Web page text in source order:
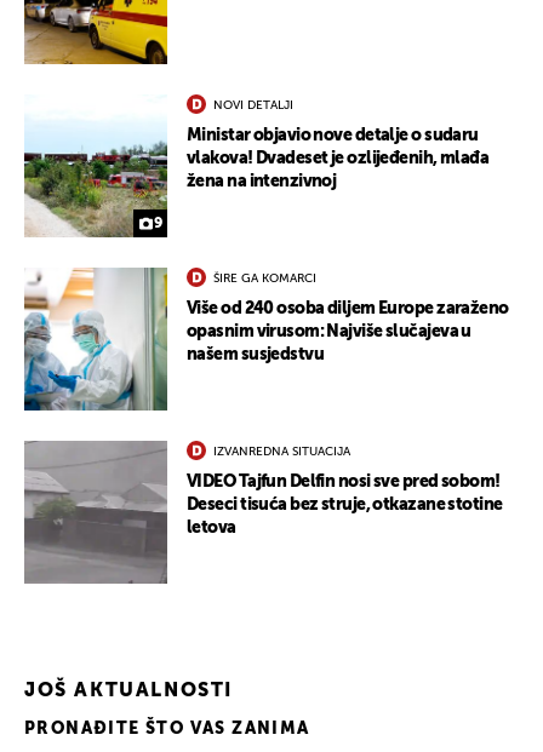
9
NOVI DETALJI
Ministar objavio nove detalje o sudaru
vlakova! Dvadeset je ozlijeđenih, mlađa
žena na intenzivnoj
ŠIRE GA KOMARCI
Više od 240 osoba diljem Europe zaraženo
opasnim virusom: Najviše slučajeva u
našem susjedstvu
IZVANREDNA SITUACIJA
VIDEO Tajfun Delfin nosi sve pred sobom!
Deseci tisuća bez struje, otkazane stotine
letova
JOŠ AKTUALNOSTI
PRONAĐITE ŠTO VAS ZANIMA